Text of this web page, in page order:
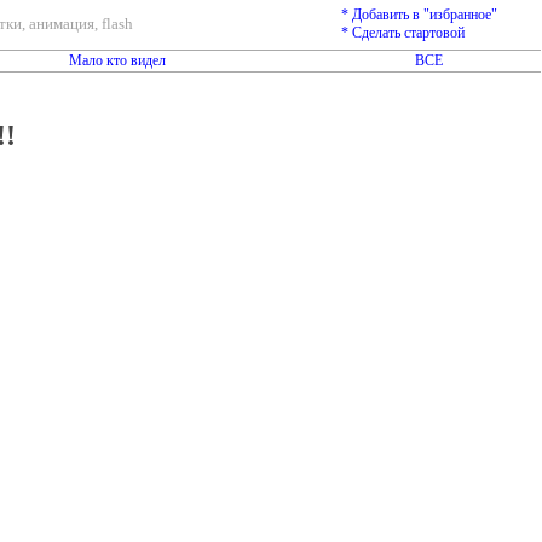
анимация, flash
* Добавить в "избранное"
* Сделать стартовой
Мало кто видел ВСЕ